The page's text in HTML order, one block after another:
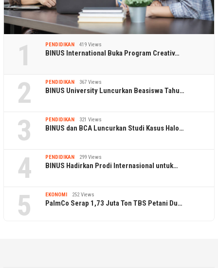
1 PENDIDIKAN 419 Views
BINUS International Buka Program Creativ…
2 PENDIDIKAN 367 Views
BINUS University Luncurkan Beasiswa Tahu…
3 PENDIDIKAN 321 Views
BINUS dan BCA Luncurkan Studi Kasus Halo…
4 PENDIDIKAN 299 Views
BINUS Hadirkan Prodi Internasional untuk…
5 EKONOMI 252 Views
PalmCo Serap 1,73 Juta Ton TBS Petani Du…